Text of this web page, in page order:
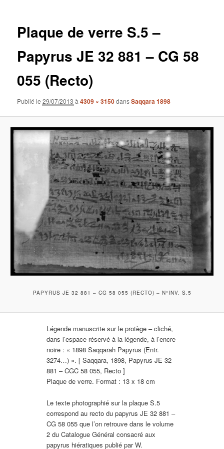
Plaque de verre S.5 –
Papyrus JE 32 881 – CG 58
055 (Recto)
Publié le29/07/2013 à4309 × 3150dansSaqqara 1898
PAPYRUS JE 32 881 – CG 58 055 (RECTO) – N°INV. S.5
Légende manuscrite sur le protège – cliché,
dans l’espace réservé à la légende, à l’encre
noire : « 1898 Saqqarah Papyrus (Entr.
3274…) ». [ Saqqara, 1898, Papyrus JE 32
881 – CGC 58 055, Recto ]
Plaque de verre. Format : 13 x 18 cm
Le texte photographié sur la plaque S.5
correspond au recto du papyrus JE 32 881 –
CG 58 055 que l’on retrouve dans le volume
2 du Catalogue Général consacré aux
papyrus hiératiques publié par W.